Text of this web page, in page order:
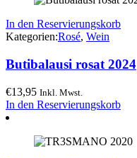
In den Reservierungskorb
Kategorien:Rosé, Wein
Butibalausi rosat 2024
€13,95 Inkl. Mwst.
In den Reservierungskorb